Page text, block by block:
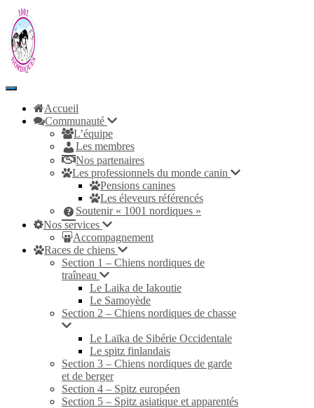
Toggle
NavigationAccueil
Communauté
L’équipe
Les membres
Nos partenaires
Les professionnels du monde canin
Pensions canines
Les éleveurs référencés
Soutenir « 1001 nordiques »
Nos services
Accompagnement
Races de chiens
Section 1 – Chiens nordiques de
traîneau
Le Laika de Iakoutie
Le Samoyède
Section 2 – Chiens nordiques de chasse
Le Laïka de Sibérie Occidentale
Le spitz finlandais
Section 3 – Chiens nordiques de garde
et de berger
Section 4 – Spitz européen
Section 5 – Spitz asiatique et apparentés